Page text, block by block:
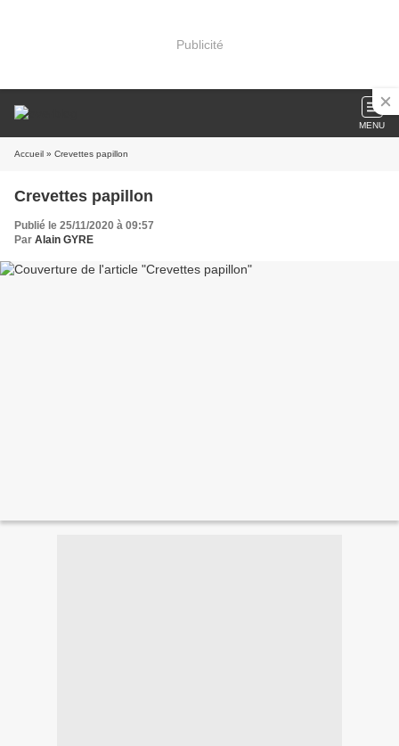
Publicité
MENU
Accueil » Crevettes papillon
Crevettes papillon
Publié le 25/11/2020 à 09:57
Par Alain GYRE